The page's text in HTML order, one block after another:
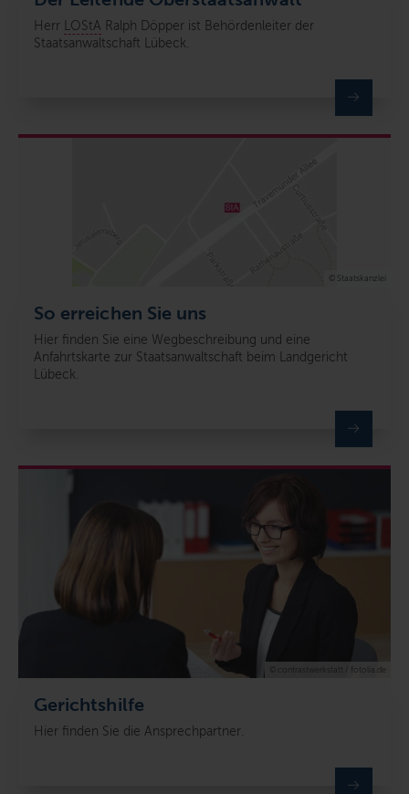
Herr LOStA Ralph Döpper ist Behördenleiter der
Staatsanwaltschaft Lübeck.
So erreichen Sie uns
Hier finden Sie eine Wegbeschreibung und eine
Anfahrtskarte zur Staatsanwaltschaft beim Landgericht
Lübeck.
© Staatskanzlei
Gerichtshilfe
Hier finden Sie die Ansprechpartner.
© contrastwerkstatt / fotolia.de